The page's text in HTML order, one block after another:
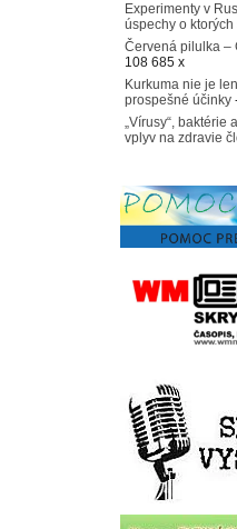
Experimenty v
úspechy o ktorých
Červená pilulka –
108 685 x
Kurkuma nie je
prospešné účinky
„Vírusy“, baktérie
vplyv na zdravie